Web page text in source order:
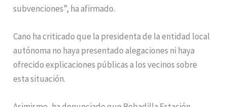
subvenciones”, ha afirmado.
Cano ha criticado que la presidenta de la entidad local
autónoma no haya presentado alegaciones ni haya
ofrecido explicaciones públicas a los vecinos sobre
esta situación.